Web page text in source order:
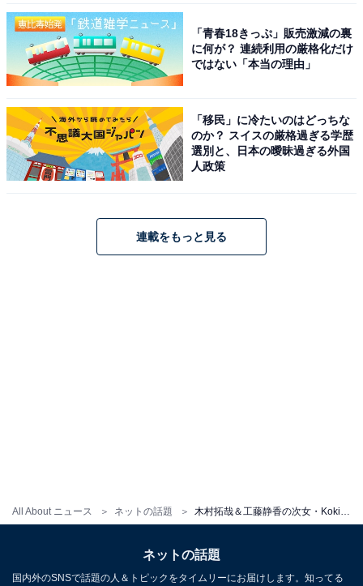
All About ニュース ネットの話題
「青春18きっぷ」販売激減の裏
に何が？ 連続利用の厳格化だけ
ではない「本当の理由」
「移民」に冷たいのはどっちな
のか？ スイスの厳格過ぎる学歴
選別と、日本の曖昧過ぎる外国
人政策
連載をもっと見る
ネットの話題
国内外のSNSで話題の人＆トピックをタイムリーにお届けします。知ってる